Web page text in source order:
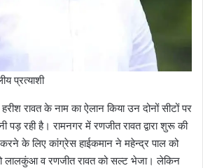
प्रत्याशी
रावत के नाम का ऐलान किया उन दोनों सीटों पर
रही है। रामनगर में रणजीत रावत द्वारा शुरू की
के लिए कांग्रेस हाईकमान ने महेन्द्र पाल को
लालकुंआ व रणजीत रावत को सल्ट भेजा। लेकिन